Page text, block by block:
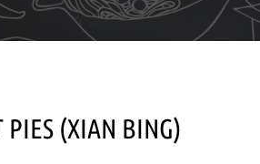
PIES (XIAN BING)